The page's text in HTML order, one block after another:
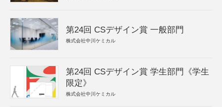
第24回 CSデザイン賞 一般部門
株式会社中川ケミカル
第24回 CSデザイン賞 学生部門《学生
限定》
株式会社中川ケミカル